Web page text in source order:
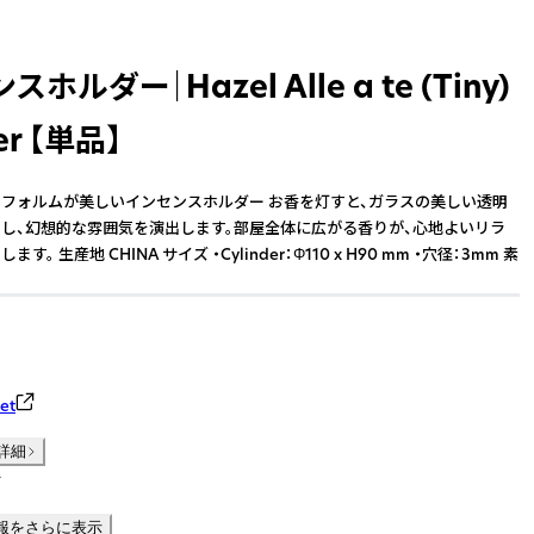
スホルダー｜Hazel Alle a te (Tiny)
単品】
ォルムが美しいインセンスホルダー お香を灯すと、ガラスの美しい透明
、幻想的な雰囲気を演出します。部屋全体に広がる香りが、心地よいリラ
ます。 生産地 CHINA サイズ ・Cylinder：Φ110 x H90 mm ・穴径：3mm 素
細
をさらに表示